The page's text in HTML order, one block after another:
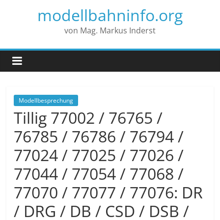
modellbahninfo.org
von Mag. Markus Inderst
Modellbesprechung
Tillig 77002 / 76765 /
76785 / 76786 / 76794 /
77024 / 77025 / 77026 /
77044 / 77054 / 77068 /
77070 / 77077 / 77076: DR
/ DRG / DB / CSD / DSB /